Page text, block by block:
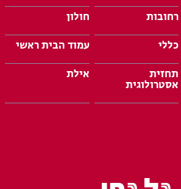
רחובות
חולון
כללי
עמוד הבית ראשי
תחזית
אסטרולוגית
אילת